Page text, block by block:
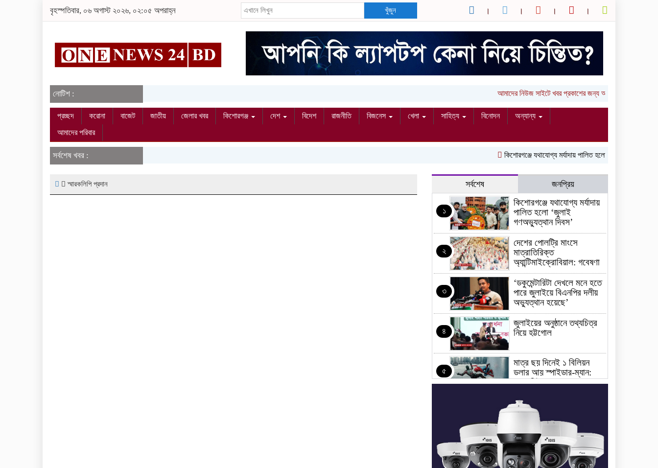
বৃহস্পতিবার, ০৬ অগাস্ট ২০২৬, ০২:০৫ অপরাহ্ন খুঁজুন
নোটিশ : আমাদের নিউজ সাইটে খবর প্রকাশের জন্য আপনার লিখা (তথ্য,
প্রচ্ছদ করোনা বাজেট জাতীয় জেলার খবর কিশোরগঞ্জ দেশ বিদেশ রাজনীতি বিজনেস খেলা সাহিত্য বিনোদন
অন্যান্য
আমাদের পরিবার
সর্বশেষ খবর : কিশোরগঞ্জে যথাযোগ্য মর্যাদায় পালিত হলো ‘জুলাই গণঅভ্যুত্থান
স্মারকলিপি প্রদান সর্বশেষ জনপ্রিয়
১
কিশোরগঞ্জে যথাযোগ্য মর্যাদায়
পালিত হলো ‘জুলাই
গণঅভ্যুত্থান দিবস’
২
দেশের পোলট্রি মাংসে
মাত্রাতিরিক্ত
অ্যান্টিমাইক্রোবিয়াল: গবেষণা
৩
‘ডকুমেন্টারিটা দেখলে মনে হতে
পারে জুলাইয়ে বিএনপির দলীয়
অভ্যুত্থান হয়েছে’
৪
জুলাইয়ের অনুষ্ঠানে তথ্যচিত্র
নিয়ে হট্টগোল
৫
মাত্র ছয় দিনেই ১ বিলিয়ন
ডলার আয় স্পাইডার-ম্যান:
ব্র্যান্ড নিউ ডে
ধর্ষণের অভিযোগে কনটেন্ট
ক্রিয়েটর রিপন মিয়ার বিরুদ্ধে
ধর্ষণের অভিযোগে কনটেন্ট
ক্রিয়েটর রিপন মিয়ার বিরুদ্ধে
মামলা